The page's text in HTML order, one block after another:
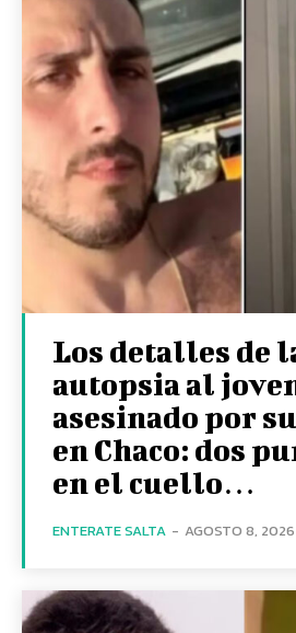
Los detalles de
autopsia al
asesinado por
en Chaco: dos
en el cuello…
ENTERATE SALTA - AGOSTO 8, 2026